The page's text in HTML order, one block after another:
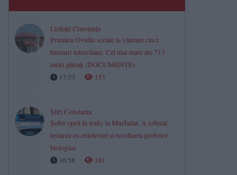
Licitații Constanța
Primăria Ovidiu scoate la vânzare cinci
terenuri intravilane. Cel mai mare are 713
metri pătrați (DOCUMENTE)
17:33
153
Știri Constanța
Șofer oprit în trafic la Murfatlar. A refuzat
testarea cu etilotestul și recoltarea probelor
biologice
16:58
181